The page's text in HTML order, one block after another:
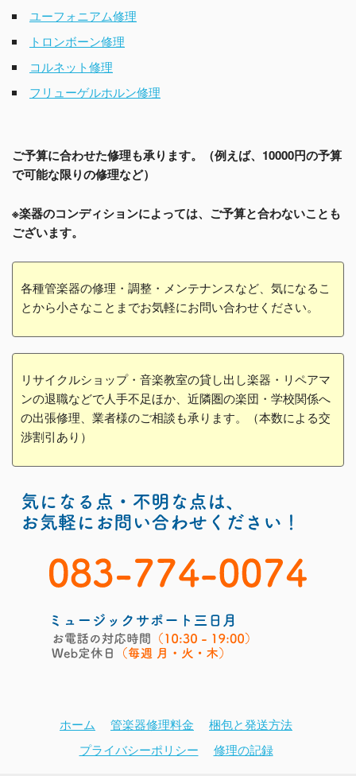
ユーフォニアム修理
トロンボーン修理
コルネット修理
フリューゲルホルン修理
ご予算に合わせた修理も承ります。（例えば、10000円の予算
で可能な限りの修理など）
※楽器のコンディションによっては、ご予算と合わないことも
ございます。
各種管楽器の修理・調整・メンテナンスなど、気になるこ
とから小さなことまでお気軽にお問い合わせください。
リサイクルショップ・音楽教室の貸し出し楽器・リペアマ
ンの退職などで人手不足ほか、近隣圏の楽団・学校関係へ
の出張修理、業者様のご相談も承ります。（本数による交
渉割引あり）
ホーム 管楽器修理料金
梱包と発送方法
プライバシーポリシー
修理の記録